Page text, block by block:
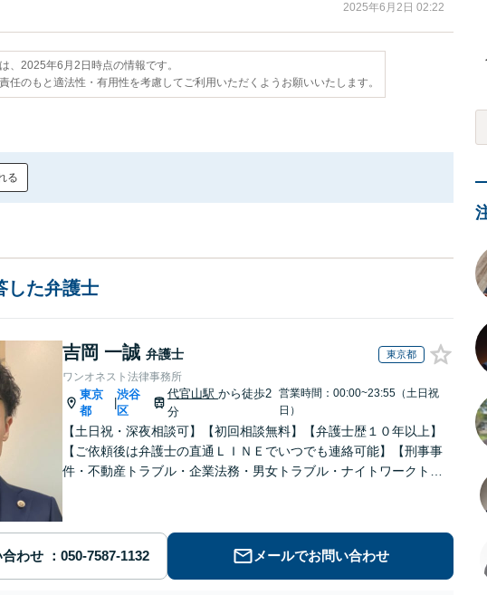
2025年6月2日 02:22
、2025年6月2日時点の情報です。
任のもと適法性・有用性を考慮してご利用いただくようお願いいたします。
る
した弁護士
吉岡 一誠 弁護士 東京都
ワンオネスト法律事務所
東京
都
渋谷
区
代官山駅から徒歩2
分
営業時間：00:00~23:55（土日祝
日）
【土日祝・深夜相談可】【初回相談無料】【弁護士歴１０年以上】
【ご依頼後は弁護士の直通ＬＩＮＥでいつでも連絡可能】【刑事事
件・不動産トラブル・企業法務・男女トラブル・ナイトワークトラ
わせ メールでお問い合わせ